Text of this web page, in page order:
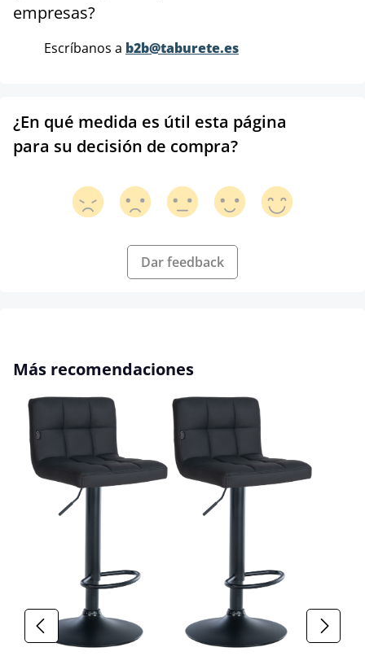
empresas?
Escríbanos a b2b@taburete.es
¿En qué medida es útil esta página
para su decisión de compra?
Dar feedback
Omitir la galería de productos
Más recomendaciones